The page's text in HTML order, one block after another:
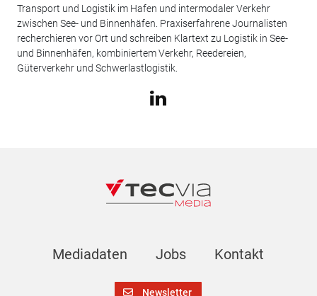
Transport und Logistik im Hafen und intermodaler Verkehr
zwischen See- und Binnenhäfen. Praxiserfahrene Journalisten
recherchieren vor Ort und schreiben Klartext zu Logistik in See-
und Binnenhäfen, kombiniertem Verkehr, Reedereien,
Güterverkehr und Schwerlastlogistik.
Mediadaten Jobs Kontakt
Newsletter